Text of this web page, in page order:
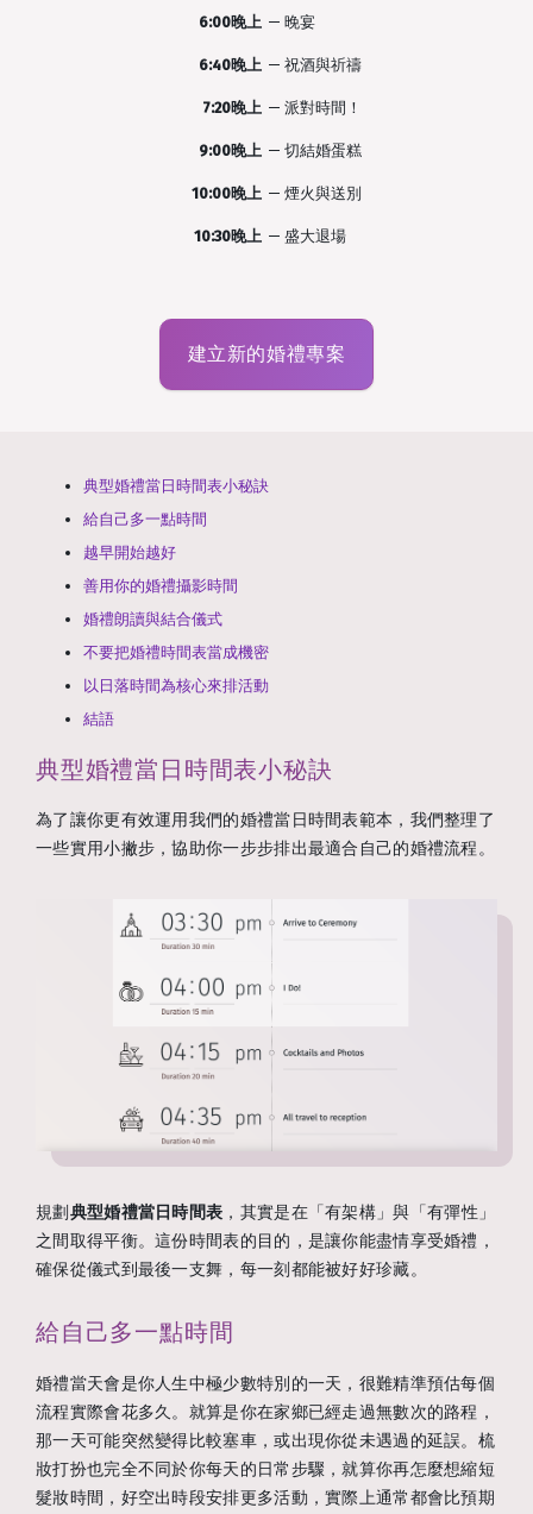
6:00晚上 —晚宴
6:40晚上 —祝酒與祈禱
7:20晚上 —派對時間！
9:00晚上 —切結婚蛋糕
10:00晚上 —煙火與送別
10:30晚上 —盛大退場
建立新的婚禮專案
典型婚禮當日時間表小秘訣
給自己多一點時間
越早開始越好
善用你的婚禮攝影時間
婚禮朗讀與結合儀式
不要把婚禮時間表當成機密
以日落時間為核心來排活動
結語
典型婚禮當日時間表小秘訣
為了讓你更有效運用我們的婚禮當日時間表範本，我們整理了
一些實用小撇步，協助你一步步排出最適合自己的婚禮流程。
規劃 典型婚禮當日時間表 ，其實是在「有架構」與「有彈性」
之間取得平衡。這份時間表的目的，是讓你能盡情享受婚禮，
確保從儀式到最後一支舞，每一刻都能被好好珍藏。
給自己多一點時間
婚禮當天會是你人生中極少數特別的一天，很難精準預估每個
流程實際會花多久。就算是你在家鄉已經走過無數次的路程，
那一天可能突然變得比較塞車，或出現你從未遇過的延誤。梳
妝打扮也完全不同於你每天的日常步驟，就算你再怎麼想縮短
髮妝時間，好空出時段安排更多活動，實際上通常都會比預期